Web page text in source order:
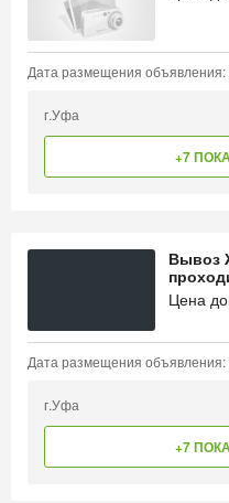
Дата размещения объявления:
г.Уфа
+7
Вывоз
Цена
Дата размещения объявления:
г.Уфа
+7